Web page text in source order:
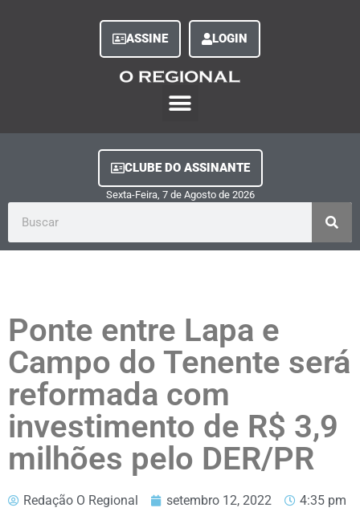
ASSINE LOGIN
CLUBE DO ASSINANTE
Sexta-Feira, 7de Agostode 2026
Ponte entre Lapa e
Campo do Tenente será
reformada com
investimento de R$ 3,9
milhões pelo DER/PR
Redação O Regional setembro 12, 2022 4:35 pm